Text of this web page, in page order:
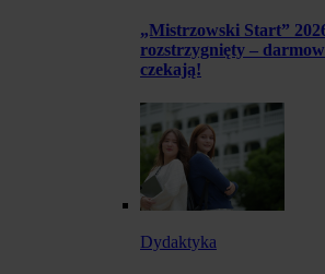
„Mistrzowski Start”
rozstrzygnięty –
czekają!
Dydaktyka